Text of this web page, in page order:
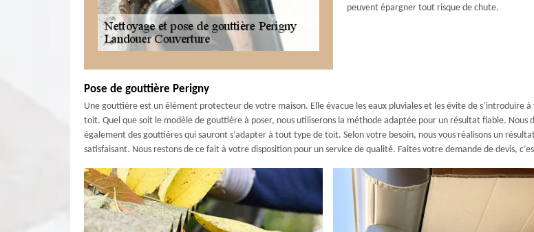
peuvent épargner tout risque de chute.
Pose de gouttière Perigny
Une gouttière est un élément protecteur de votre maison. Elle évacue les eaux pluviales et les évite de s’introduire
toit. Quel que soit le modèle de gouttière à poser, nous utiliserons la méthode adaptée pour un résultat fiable. Nous
également des gouttières qui sauront s’adapter à tout type de toit. Selon votre besoin, nous vous réalisons un
satisfaisant. Nous restons de ce fait à votre disposition pour un service de qualité. Faites votre demande de devis,